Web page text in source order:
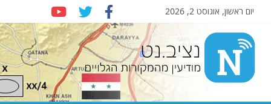
יום ראשון, אוגוסט 2, 2026
Nziv.net
מודיעין
מהמקורות